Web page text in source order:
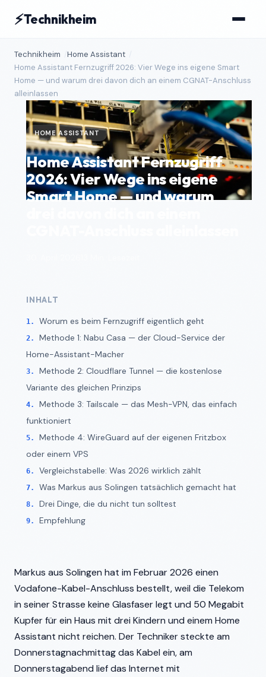
⚡Technikheim
Technikheim
Home Assistant
Home Assistant Fernzugriff 2026: Vier Wege ins eigene Smart
Home — und warum drei davon dich an einem CGNAT-Anschluss
alleinlassen
HOME ASSISTANT
Home Assistant Fernzugriff
2026: Vier Wege ins eigene
Smart Home — und warum
INHALT
Worum es beim Fernzugriff eigentlich geht
Methode 1: Nabu Casa — der Cloud-Service der
Home-Assistant-Macher
Methode 2: Cloudflare Tunnel — die kostenlose
Variante des gleichen Prinzips
Methode 3: Tailscale — das Mesh-VPN, das einfach
funktioniert
Methode 4: WireGuard auf der eigenen Fritzbox
oder einem VPS
Vergleichstabelle: Was 2026 wirklich zählt
Was Markus aus Solingen tatsächlich gemacht hat
Drei Dinge, die du nicht tun solltest
Empfehlung
Markus aus Solingen hat im Februar 2026 einen
Vodafone-Kabel-Anschluss bestellt, weil die Telekom
in seiner Strasse keine Glasfaser legt und 50 Megabit
Kupfer für ein Haus mit drei Kindern und einem Home
Assistant nicht reichen. Der Techniker steckte am
Donnerstagnachmittag das Kabel ein, am
Donnerstagabend lief das Internet mit